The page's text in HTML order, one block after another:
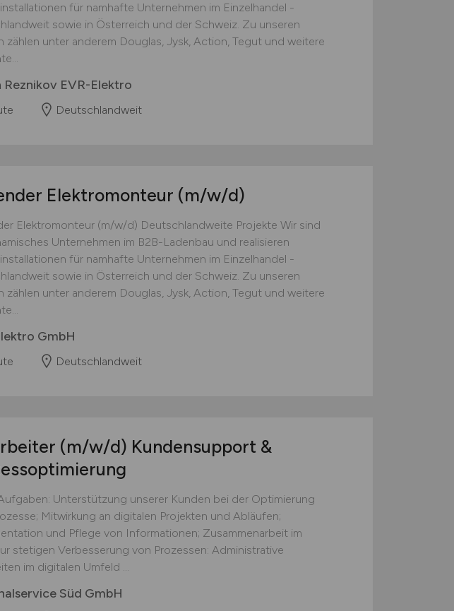
für namhafte Unternehmen im Einzelhandel -
sowie in Österreich und der Schweiz. Zu unseren
zählen unter anderem Douglas, Jysk, Action, Tegut und weitere
Reznikov EVR-Elektro
Deutschlandweit
Elektromonteur (m/w/d)
Elektromonteur (m/w/d) Deutschlandweite Projekte Wir sind
Unternehmen im B2B-Ladenbau und realisieren
für namhafte Unternehmen im Einzelhandel -
sowie in Österreich und der Schweiz. Zu unseren
zählen unter anderem Douglas, Jysk, Action, Tegut und weitere
GmbH
Deutschlandweit
(m/w/d) Kundensupport &
Unterstützung unserer Kunden bei der Optimierung
Mitwirkung an digitalen Projekten und Abläufen;
und Pflege von Informationen; Zusammenarbeit im
stetigen Verbesserung von Prozessen: Administrative
im digitalen Umfeld ...
Süd GmbH